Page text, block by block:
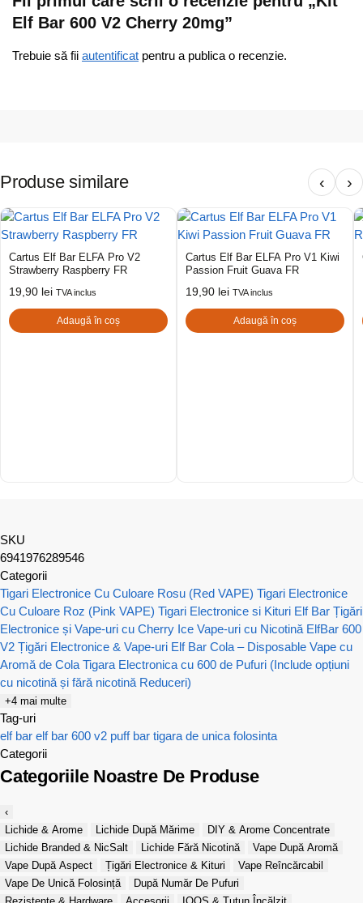
Elf Bar 600 V2 Cherry 20mg”
Trebuie să fii autentificat pentru a publica o recenzie.
Produse similare ‹ ›
Cartus Elf Bar ELFA Pro V2
Strawberry Raspberry FR
19,90 lei TVA inclus
Adaugă în coș
Cartus Elf Bar ELFA Pro V1 Kiwi
Passion Fruit Guava FR
19,90 lei TVA inclus
Adaugă în coș
SKU
6941976289546
Categorii
Tigari Electronice Cu Culoare Rosu (Red VAPE) Tigari Electronice
Cu Culoare Roz (Pink VAPE) Tigari Electronice si Kituri Elf Bar Țigări
Electronice și Vape-uri cu Cherry Ice Vape-uri cu Nicotină ElfBar 600
V2 Țigări Electronice & Vape-uri Elf Bar Cola – Disposable Vape cu
Aromă de Cola Tigara Electronica cu 600 de Pufuri (Include opțiuni
cu nicotină și fără nicotină Reduceri)
+4 mai multe
Tag-uri
elf bar elf bar 600 v2 puff bar tigara de unica folosinta
Categorii
Categoriile Noastre De Produse
‹
Lichide & Arome
Lichide După Mărime
DIY & Arome Concentrate
Lichide Branded & NicSalt
Lichide Fără Nicotină
Vape După Aromă
Vape După Aspect
Țigări Electronice & Kituri
Vape Reîncărcabil
Vape De Unică Folosință
După Număr De Pufuri